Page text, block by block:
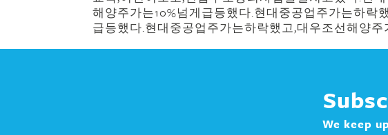
해양주가는10%넘게급등했다.현대중공업주가는하락
급등했다.현대중공업주가는하락했고,대우조선해양주
We keep